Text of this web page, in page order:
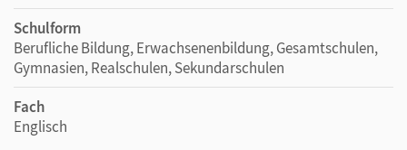
Schulform
Berufliche Bildung, Erwachsenenbildung, Gesamtschulen,
Gymnasien, Realschulen, Sekundarschulen
Fach
Englisch